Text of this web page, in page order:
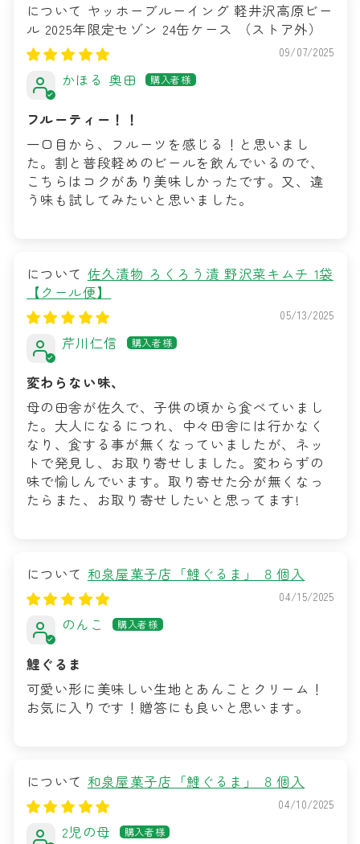
ヤッホーブルーイング 軽井沢高原ビー
ル 2025年限定セゾン 24缶ケース
09/07/2025
かほる 奥田
フルーティー！！
一口目から、フルーツを感じる！と思いまし
た。割と普段軽めのビールを飲んでいるので、
こちらはコクがあり美味しかったです。又、違
う味も試してみたいと思いました。
佐久漬物 ろくろう漬 野沢菜キムチ 1袋
【クール便】
05/13/2025
芹川仁信
変わらない味、
母の田舎が佐久で、子供の頃から食べていまし
た。大人になるにつれ、中々田舎には行かなく
なり、食する事が無くなっていましたが、ネッ
トで発見し、お取り寄せしました。変わらずの
味で愉しんでいます。取り寄せた分が無くなっ
たらまた、お取り寄せしたいと思ってます!
和泉屋菓子店「鯉ぐるま」 ８個入
04/15/2025
のんこ
鯉ぐるま
可愛い形に美味しい生地とあんことクリーム！
お気に入りです！贈答にも良いと思います。
和泉屋菓子店「鯉ぐるま」 ８個入
04/10/2025
2児の母